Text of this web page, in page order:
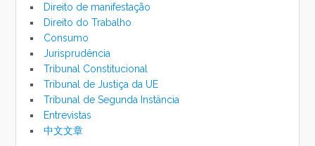
Direito de manifestação
Direito do Trabalho
Consumo
Jurisprudência
Tribunal Constitucional
Tribunal de Justiça da UE
Tribunal de Segunda Instância
Entrevistas
中文文章